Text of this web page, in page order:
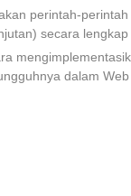
perintah-
secara lengkap
dalam